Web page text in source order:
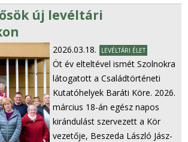
új levéltári
2026.03.18. LEVÉLTÁRI ÉLET
Öt év elteltével ismét Szolnokra
látogatott a Családtörténeti
Kutatóhelyek Baráti Köre. 2026.
március 18-án egész napos
kirándulást szervezett a Kör
vezetője, Beszeda László Jász-